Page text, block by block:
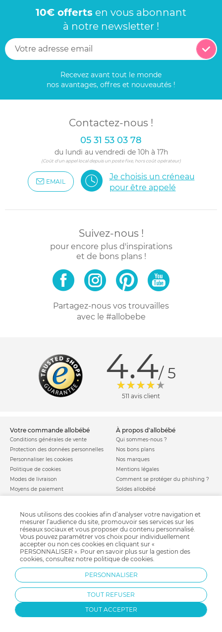
10€ offerts en vous abonnant
à notre newsletter !
Recevez avant tout le monde
nos avantages, offres et nouveautés !
Contactez-nous !
05 31 53 03 78
du lundi au vendredi de 10h à 17h
(Coût d'un appel local depuis un poste fixe, hors coût opérateur)
EMAIL
Je choisis un créneau
pour être appelé
Suivez-nous !
pour encore plus d'inspirations
et de bons plans !
Partagez-nous vos trouvailles
avec le #allobebe
4.4/ 5
511 avis client
votre commande allobébé
Conditions générales de vente
Protection des données personnelles
Personnaliser les cookies
Politique de cookies
Modes de livraison
Moyens de paiement
à propos d'allobébé
Qui sommes-nous ?
Nos bons plans
Nos marques
Mentions légales
Comment se protéger du phishing ?
Soldes allobébé
allobébé vous recommande
Sites et partenaires
Nos labels
Nos licences
Besoin d'aide ?
FAQ
les plus d'allobébé
Liste de naissance
Infos conseils
Jeux concours
Valise de maternité
Parrainage
Paiement sécurisé
Charte qualité
Nous utilisons des cookies afin d’analyser votre navigation et
mesurer l’audience du site, promouvoir ses services sur les
réseaux sociaux et vous proposer du contenu personnalisé.
Vous pouvez paramétrer vos choix pour individuellement
accepter ou non ces cookies en cliquant sur «
PERSONNALISER ». Pour en savoir plus sur la gestion des
cookies, consultez notre politique de cookies.
PERSONNALISER
TOUT REFUSER
TOUT ACCEPTER